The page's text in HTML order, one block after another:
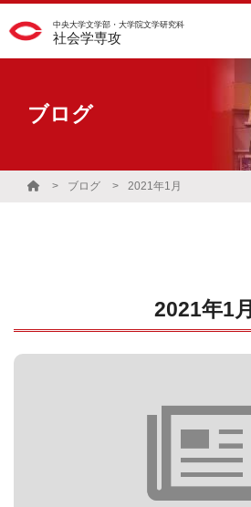
中央大学文学部・大学院文学研究科
社会学専攻
ブログ
ブログ 2021年1月
2021年1月